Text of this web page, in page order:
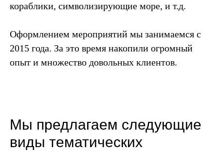
кораблики, символизирующие море, и т.д.
Оформлением мероприятий мы занимаемся с
2015 года. За это время накопили огромный
опыт и множество довольных клиентов.
Мы предлагаем следующие
виды тематических